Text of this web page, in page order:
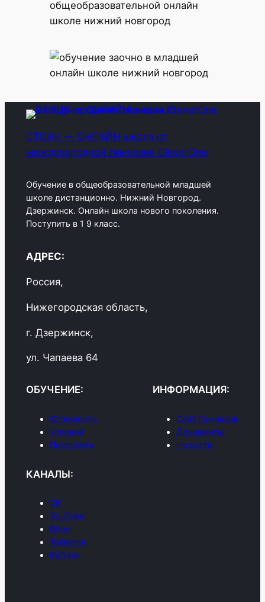
СТОИК — ОНЛАЙН школа от
международной гимназии CleverOne
Обучение в общеобразовательной младшей
школе дистанционно. Нижний Новгород.
Дзержинск. Онлайн школа нового поколения.
Поступить в 1 9 класс.
АДРЕС:
Россия,
Нижегородская область,
г. Дзержинск,
ул. Чапаева 64
ОБУЧЕНИЕ:
Стоимость
Условия
Поступить
ИНФОРМАЦИЯ:
Сайт Гимназии
Документы
Новости
КАНАЛЫ:
VK
YouTube
Dzen
Telegram
RuTube